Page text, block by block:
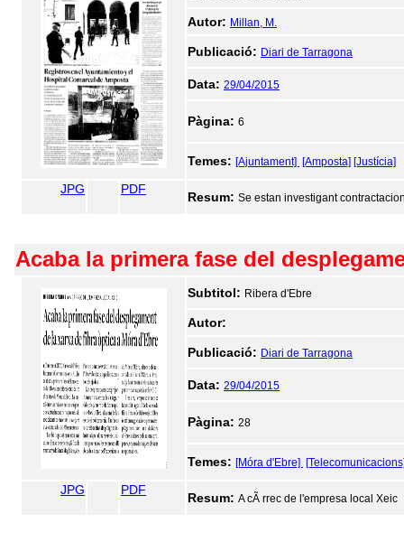
Autor: Millan, M.
Publicació: Diari de Tarragona
Data: 29/04/2015
Pàgina: 6
Temes: [Ajuntament] [Amposta] [Justícia]
JPG PDF
Resum: Se estan investigant
Acaba la primera fase del
Subtitol: Ribera d'Ebre
Autor:
Publicació: Diari de Tarragona
Data: 29/04/2015
Pàgina: 28
Temes: [Móra d'Ebre]
JPG PDF
Resum: A cÃ rrec de l'empresa local Xeic